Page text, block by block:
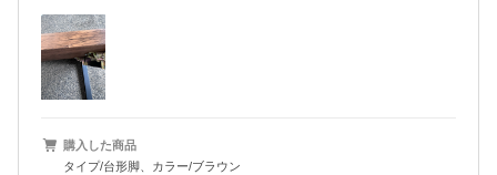
購入した商品
タイプ/台形脚、カラー/ブラウン